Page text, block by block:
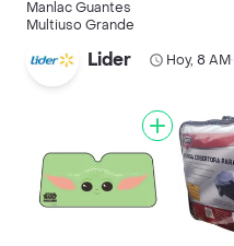
Manlac Guantes
Multiuso Grande
Lider Hoy, 8 AM•